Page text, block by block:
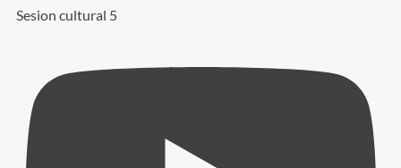
Sesion cultural 5